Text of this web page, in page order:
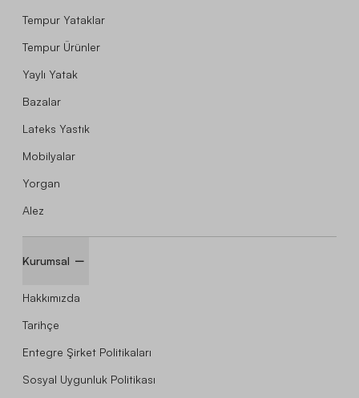
Tempur Yataklar
Tempur Ürünler
Yaylı Yatak
Bazalar
Lateks Yastık
Mobilyalar
Yorgan
Alez
Kurumsal
Hakkımızda
Tarihçe
Entegre Şirket Politikaları
Sosyal Uygunluk Politikası